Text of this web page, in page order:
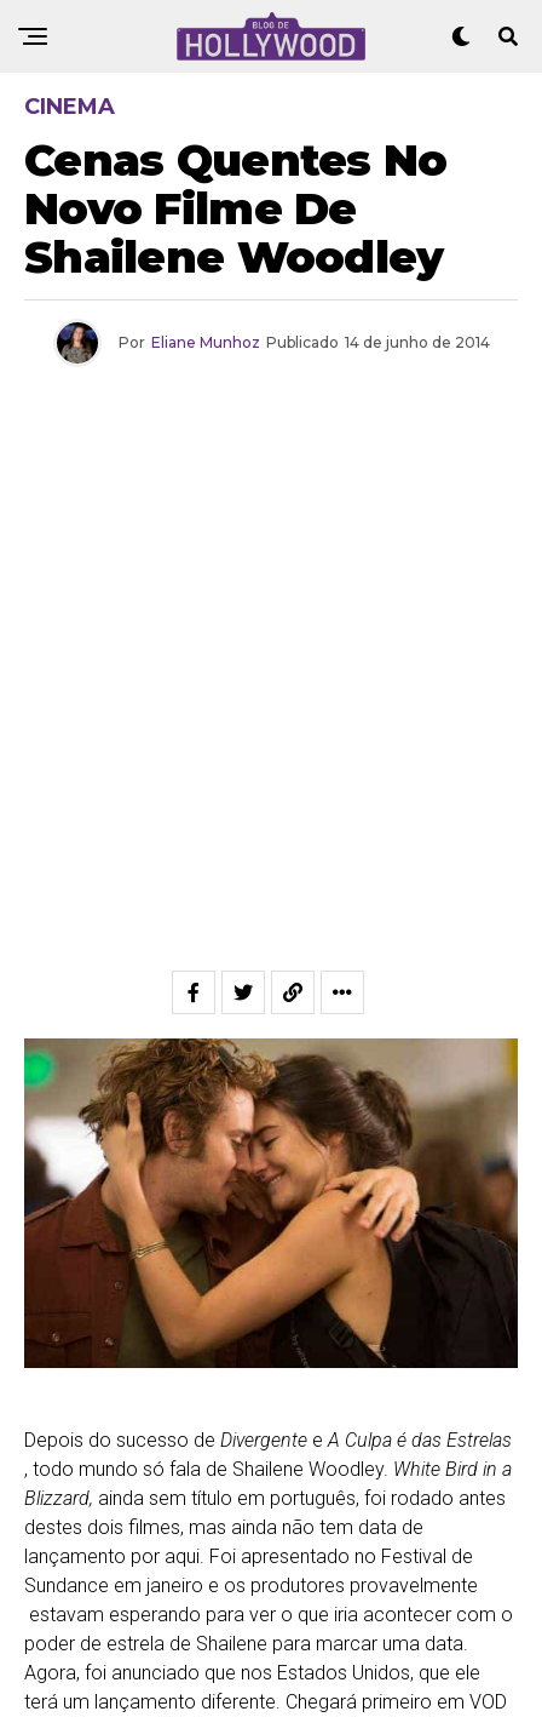
CINEMA
Cenas Quentes No
Novo Filme De
Shailene Woodley
Por Eliane Munhoz Publicado 14 de junho de 2014
Depois do sucesso de Divergente e A Culpa é das Estrelas
, todo mundo só fala de Shailene Woodley. White Bird in a
Blizzard, ainda sem título em português, foi rodado antes
destes dois filmes, mas ainda não tem data de
lançamento por aqui. Foi apresentado no Festival de
Sundance em janeiro e os produtores provavelmente
estavam esperando para ver o que iria acontecer com o
poder de estrela de Shailene para marcar uma data.
Agora, foi anunciado que nos Estados Unidos, que ele
terá um lançamento diferente. Chegará primeiro em VOD